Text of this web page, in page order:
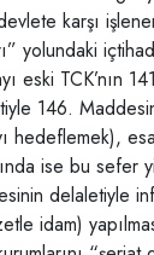
karşı
yolundaki
eski TCK’nın
146.
hedeflemek),
ise bu sefer
delaletiyle
idam)